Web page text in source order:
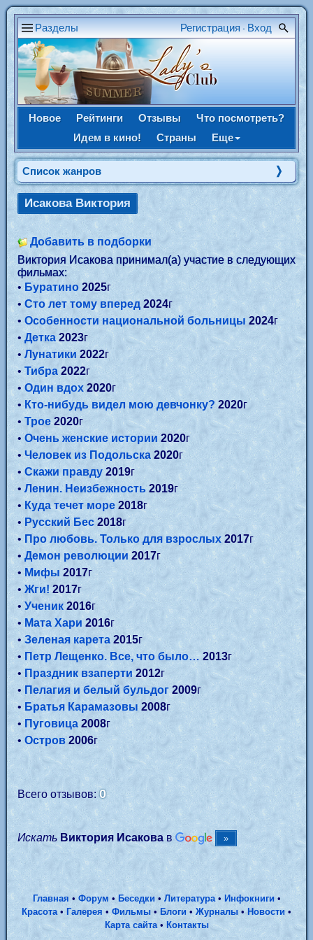
Разделы Регистрация • Вход
Новое Рейтинги Отзывы
Что посмотреть?
Идем в кино!
Страны Еще
Список жанров
Исакова Виктория
Добавить в подборки
Виктория Исакова принимал(а) участие в следующих
фильмах:
• Буратино 2025г
• Сто лет тому вперед 2024г
• Особенности национальной больницы 2024г
• Детка 2023г
• Лунатики 2022г
•Тибра 2022г
• Один вдох 2020г
• Кто-нибудь видел мою девчонку? 2020г
• Трое 2020г
• Очень женские истории 2020г
•Человек из Подольска 2020г
• Скажи правду 2019г
• Ленин. Неизбежность 2019г
• Куда течет море 2018г
• Русский Бес 2018г
• Про любовь. Только для взрослых 2017г
• Демон революции 2017г
• Мифы 2017г
• Жги! 2017г
• Ученик 2016г
• Мата Хари 2016г
• Зеленая карета 2015г
• Петр Лещенко. Все, что было… 2013г
• Праздник взаперти 2012г
• Пелагия и белый бульдог 2009г
• Братья Карамазовы 2008г
• Пуговица 2008г
• Остров 2006г
Всего отзывов:0
Искать Виктория Исаковав
Главная • Форум • Беседки • Литература• Инфокниги•
Красота• Галерея•Фильмы• Блоги•Журналы • Новости •
Карта сайта• Контакты